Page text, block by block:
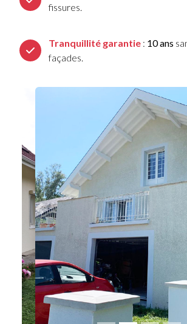
fissures.
Tranquillité garantie : 10 ans
façades.
Précédent